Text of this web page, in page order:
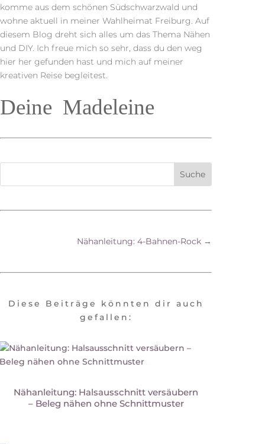
komme aus dem schönen Südschwarzwald und
wohne aktuell in meiner Wahlheimat Freiburg. Auf
diesem Blog dreht sich alles um das Thema Nähen
und DIY. Ich freue mich so sehr, dass du den weg
hier her gefunden hast und mich auf meiner
kreativen Reise begleitest.
Deine Madeleine
Nähanleitung: 4-Bahnen-Rock →
Diese Beiträge könnten dir auch
gefallen:
Nähanleitung: Halsausschnitt versäubern
– Beleg nähen ohne Schnittmuster